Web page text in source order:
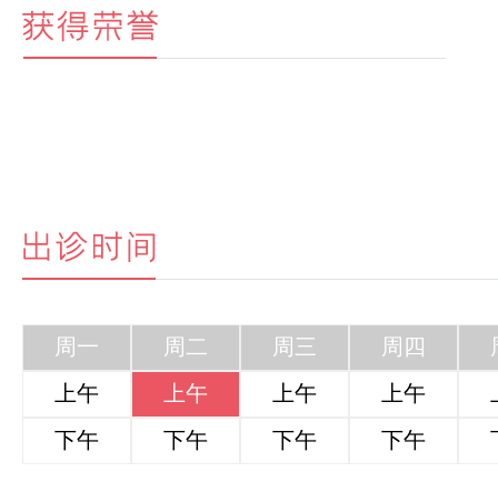
周一 周二 周三 周四
上午
上午 上午 上午
下午
下午 下午 下午